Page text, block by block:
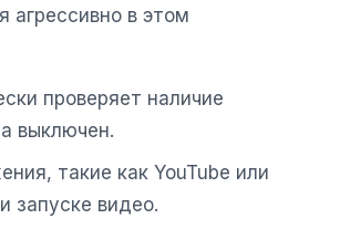
агрессивно в этом
проверяет наличие
выключен.
такие как YouTube или
запуске видео.